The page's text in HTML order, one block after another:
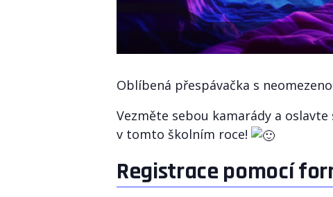
Oblíbená přespávačka s
Vezměte sebou kamarády a
v tomto školním roce!
Registrace pomocí